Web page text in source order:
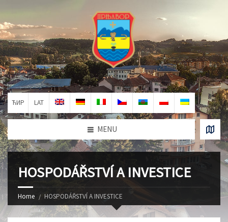
ЋИР LAT
MENU
HOSPODÁŘSTVÍ A INVESTICE
Home HOSPODÁŘSTVÍ A INVESTICE